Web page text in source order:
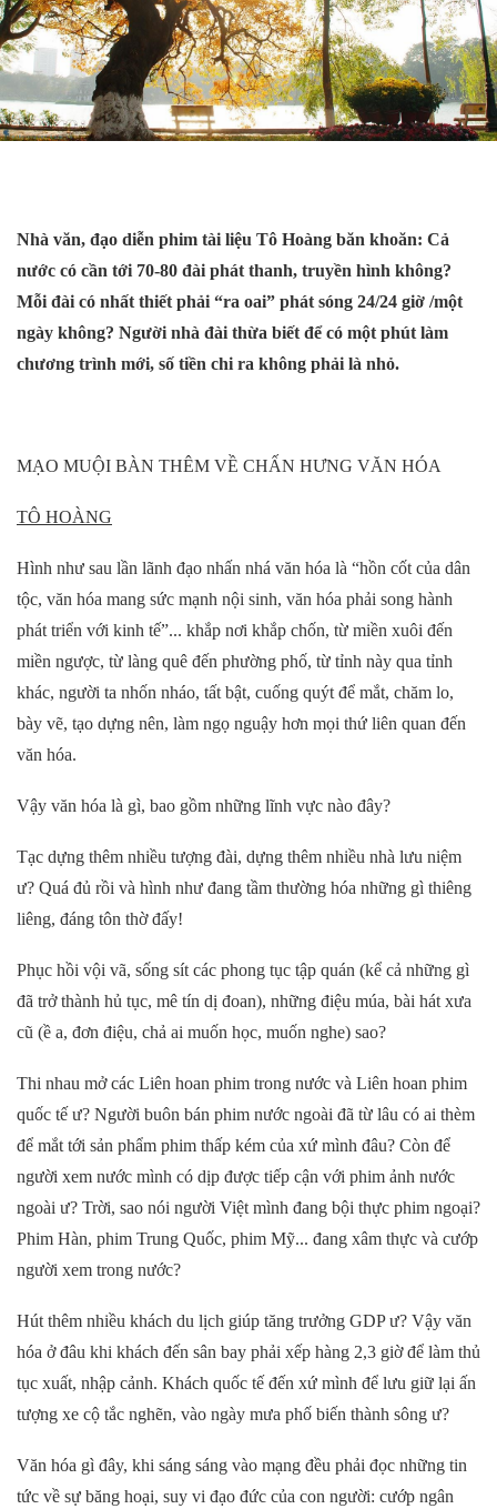
Nhà văn, đạo diễn phim tài liệu Tô Hoàng băn khoăn: Cả
nước có cần tới 70-80 đài phát thanh, truyền hình không?
Mỗi đài có nhất thiết phải “ra oai” phát sóng 24/24 giờ /một
ngày không? Người nhà đài thừa biết để có một phút làm
chương trình mới, số tiền chi ra không phải là nhỏ.
MẠO MUỘI BÀN THÊM VỀ CHẤN HƯNG VĂN HÓA
TÔ HOÀNG
Hình như sau lần lãnh đạo nhấn nhá văn hóa là “hồn cốt của dân
tộc, văn hóa mang sức mạnh nội sinh, văn hóa phải song hành
phát triển với kinh tế”... khắp nơi khắp chốn, từ miền xuôi đến
miền ngược, từ làng quê đến phường phố, từ tỉnh này qua tỉnh
khác, người ta nhốn nháo, tất bật, cuống quýt để mắt, chăm lo,
bày vẽ, tạo dựng nên, làm ngọ nguậy hơn mọi thứ liên quan đến
văn hóa.
Vậy văn hóa là gì, bao gồm những lĩnh vực nào đây?
Tạc dựng thêm nhiều tượng đài, dựng thêm nhiều nhà lưu niệm
ư? Quá đủ rồi và hình như đang tầm thường hóa những gì thiêng
liêng, đáng tôn thờ đấy!
Phục hồi vội vã, sống sít các phong tục tập quán (kể cả những gì
đã trở thành hủ tục, mê tín dị đoan), những điệu múa, bài hát xưa
cũ (ề a, đơn điệu, chả ai muốn học, muốn nghe) sao?
Thi nhau mở các Liên hoan phim trong nước và Liên hoan phim
quốc tế ư? Người buôn bán phim nước ngoài đã từ lâu có ai thèm
để mắt tới sản phẩm phim thấp kém của xứ mình đâu? Còn để
người xem nước mình có dịp được tiếp cận với phim ảnh nước
ngoài ư? Trời, sao nói người Việt mình đang bội thực phim ngoại?
Phim Hàn, phim Trung Quốc, phim Mỹ... đang xâm thực và cướp
người xem trong nước?
Hút thêm nhiều khách du lịch giúp tăng trưởng GDP ư? Vậy văn
hóa ở đâu khi khách đến sân bay phải xếp hàng 2,3 giờ để làm thủ
tục xuất, nhập cảnh. Khách quốc tế đến xứ mình để lưu giữ lại ấn
tượng xe cộ tắc nghẽn, vào ngày mưa phố biến thành sông ư?
Văn hóa gì đây, khi sáng sáng vào mạng đều phải đọc những tin
tức về sự băng hoại, suy vi đạo đức của con người: cướp ngân